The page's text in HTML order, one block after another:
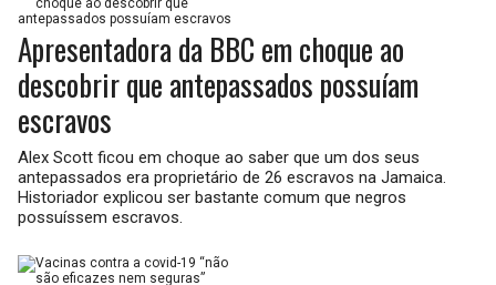
Apresentadora da BBC em choque ao
descobrir que antepassados possuíam
escravos
Alex Scott ficou em choque ao saber que um dos seus
antepassados era proprietário de 26 escravos na Jamaica.
Historiador explicou ser bastante comum que negros
possuíssem escravos.